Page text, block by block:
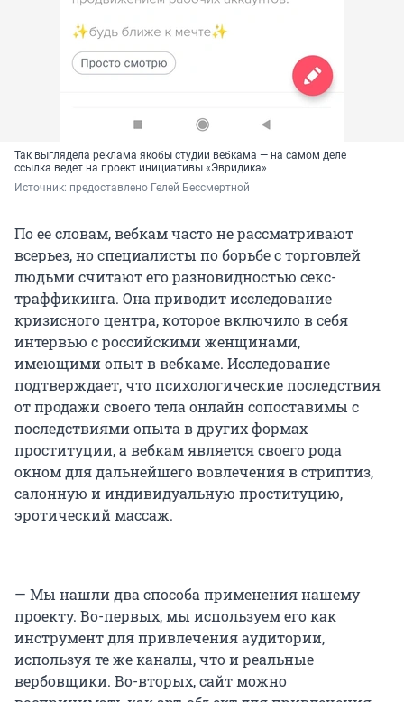
Так выглядела реклама якобы студии вебкама — на самом деле
ссылка ведет на проект инициативы «Эвридика»
Источник: предоставлено Гелей Бессмертной
По ее словам, вебкам часто не рассматривают
всерьез, но специалисты по борьбе с торговлей
людьми считают его разновидностью секс-
траффикинга. Она приводит исследование
кризисного центра, которое включило в себя
интервью с российскими женщинами,
имеющими опыт в вебкаме. Исследование
подтверждает, что психологические последствия
от продажи своего тела онлайн сопоставимы с
последствиями опыта в других формах
проституции, а вебкам является своего рода
окном для дальнейшего вовлечения в стриптиз,
салонную и индивидуальную проституцию,
эротический массаж.
— Мы нашли два способа применения нашему
проекту. Во-первых, мы используем его как
инструмент для привлечения аудитории,
используя те же каналы, что и реальные
вербовщики. Во-вторых, сайт можно